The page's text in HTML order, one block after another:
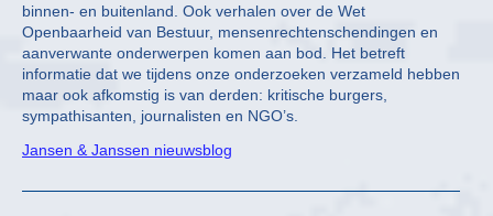
binnen- en buitenland. Ook verhalen over de Wet
Openbaarheid van Bestuur, mensenrechtenschendingen en
aanverwante onderwerpen komen aan bod. Het betreft
informatie dat we tijdens onze onderzoeken verzameld hebben
maar ook afkomstig is van derden: kritische burgers,
sympathisanten, journalisten en NGO’s.
Jansen & Janssen nieuwsblog